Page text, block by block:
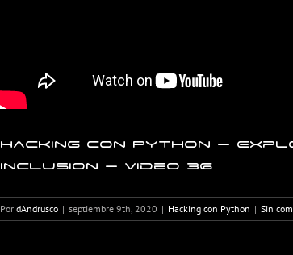
Hacking con Python –
Inclusion – Video 36
Por dAndrusco | septiembre 9th, 2020 | Hacking con Python | Sin